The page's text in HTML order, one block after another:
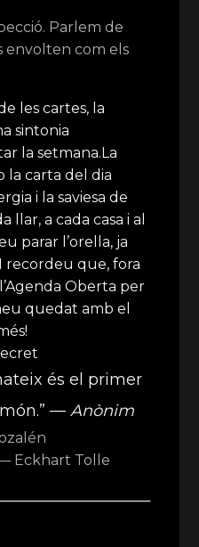
Parlem de
envolten com els
les cartes, la
sintonia
la setmana.La
la carta del dia
i la saviesa de
llar, a cada casa i al
parar l’orella, ja
recordeu que, fora
Oberta per
quedat amb el
és el primer
—Anònim
Eckhart Tolle